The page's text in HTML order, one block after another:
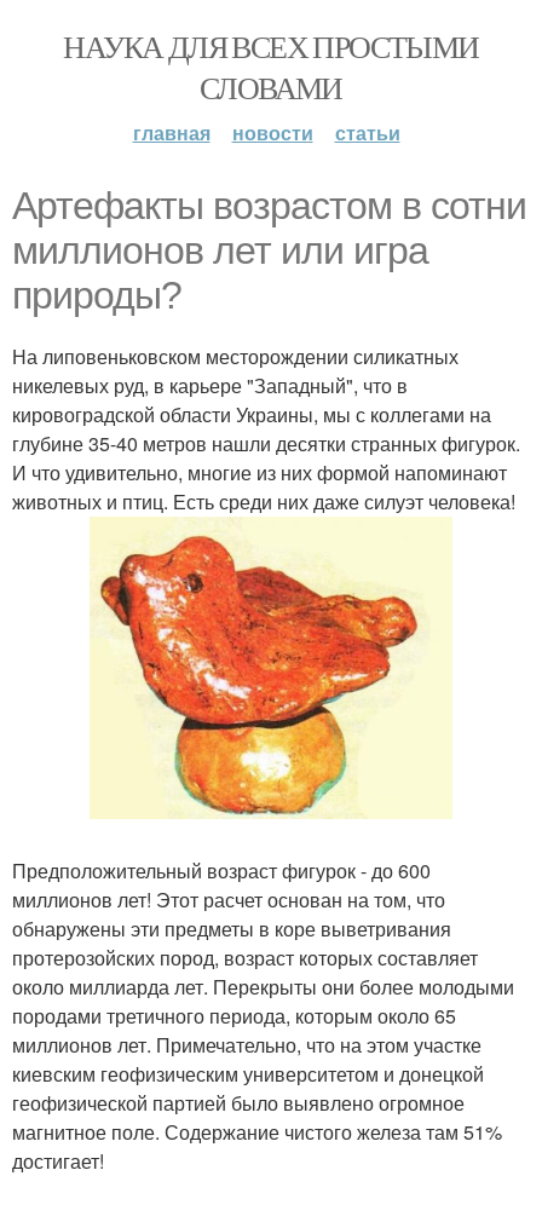
НАУКА ДЛЯ ВСЕХ ПРОСТЫМИ
СЛОВАМИ
главная новости статьи
Артефакты возрастом в сотни
миллионов лет или игра
природы?
На липовеньковском месторождении силикатных
никелевых руд, в карьере "Западный", что в
кировоградской области Украины, мы с коллегами на
глубине 35-40 метров нашли десятки странных фигурок.
И что удивительно, многие из них формой напоминают
животных и птиц. Есть среди них даже силуэт человека!
Предположительный возраст фигурок - до 600
миллионов лет! Этот расчет основан на том, что
обнаружены эти предметы в коре выветривания
протерозойских пород, возраст которых составляет
около миллиарда лет. Перекрыты они более молодыми
породами третичного периода, которым около 65
миллионов лет. Примечательно, что на этом участке
киевским геофизическим университетом и донецкой
геофизической партией было выявлено огромное
магнитное поле. Содержание чистого железа там 51%
достигает!